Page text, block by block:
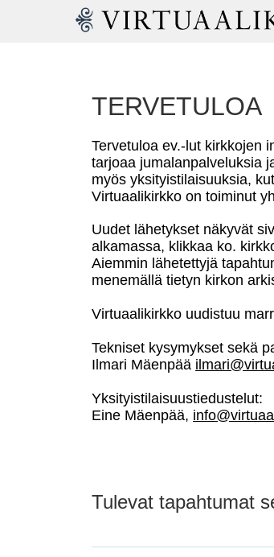
TERVETULOA
Tervetuloa ev.-lut kirkkojen
tarjoaa jumalanpalveluksia
myös yksityistilaisuuksia,
Virtuaalikirkko on toiminut
Uudet lähetykset näkyvät
alkamassa, klikkaa ko.
Aiemmin lähetettyjä
menemällä tietyn kirkon
Virtuaalikirkko uudistuu
Tekniset kysymykset sekä
Ilmari Mäenpää
Yksityistilaisuustiedustelut:
Eine Mäenpää,
Tulevat tapahtumat